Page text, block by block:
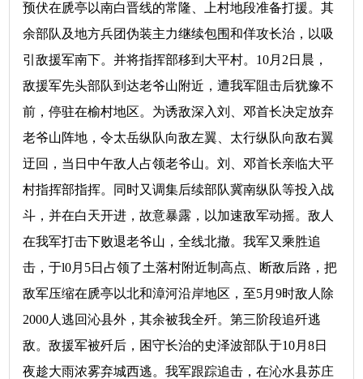
预伏在虒亭以南白晋线的常隆、上村地段准备打援。其
余部队及地方兵团伪装主力继续包围和佯攻长治，以吸
引敌援军南下。并将指挥部移到大平村。10月2日晨，
敌援军先头部队到达老爷山附近，遭我军阻击后犹豫不
前，停驻在榆村地区。为诱敌深入刘、邓首长决定放弃
老爷山阵地，令太岳纵队向敌左翼、太行纵队向敌右翼
迂回，当日中午敌人占领老爷山。刘、邓首长亲临大平
村指挥部指挥。同时又调集后续部队冀南纵队等投入战
斗，并在白天开进，故意暴露，以加速敌军动摇。敌人
在我军打击下败退老爷山，全线北撤。我军又乘胜追
击，于l0月5日占领了土落村附近制高点、断敌后路，把
敌军压缩在虒亭以北和漳河沿岸地区，至5月9时敌人除
2000人逃回沁县外，其余被我全歼。第三阶段追歼逃
敌。敌援军被歼后，困守长治的史泽波部队于10月8日
夜趁大雨浓雾弃城西逃。我军跟踪追击，在沁水县苏庄